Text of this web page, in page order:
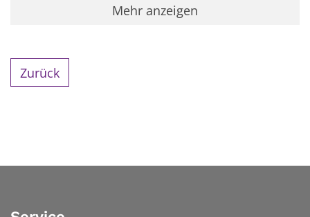
Mehr anzeigen
Zurück